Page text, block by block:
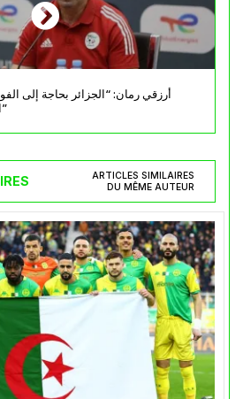
أرزقي رمان: “الجزائر بحاجة إلى
التأهل للمونديال 2026”
ARTICLES SIMILAIRES
DU MÊME AUTEUR